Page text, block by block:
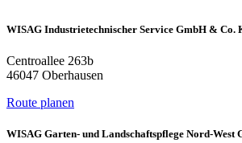
WISAG Industrietechnischer Service GmbH & Co.
Centroallee 263b
46047 Oberhausen
Route planen
WISAG Garten- und Landschaftspflege Nord-West